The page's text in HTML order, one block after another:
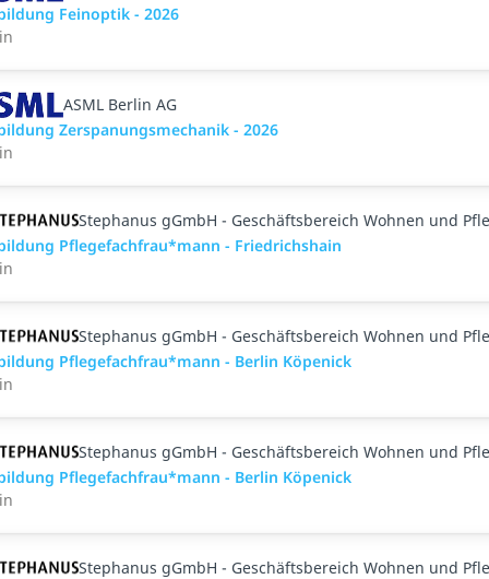
Feinoptik - 2026
ASML Berlin AG
Zerspanungsmechanik - 2026
Stephanus gGmbH - Geschäftsbereich Wohnen und
Pflegefachfrau*mann - Friedrichshain
Stephanus gGmbH - Geschäftsbereich Wohnen und
Pflegefachfrau*mann - Berlin Köpenick
Stephanus gGmbH - Geschäftsbereich Wohnen und
Pflegefachfrau*mann - Berlin Köpenick
Stephanus gGmbH - Geschäftsbereich Wohnen und